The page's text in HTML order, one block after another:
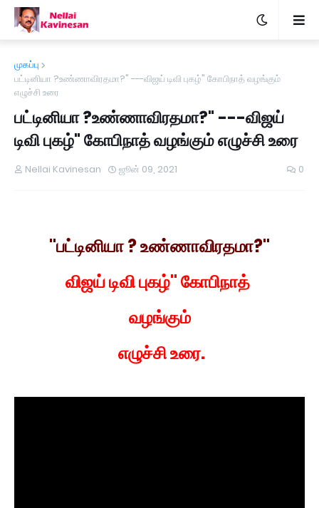
முகப்பு
பட்டினியா ?உண்ணாவிரதமா?" ---விஜய் டிவி புகழ்" கோபிநாத் வழங்கும்
எழுச்சி உரை
பட்டினியா ?உண்ணாவிரதமா?" ---விஜய்
டிவி புகழ்" கோபிநாத் வழங்கும் எழுச்சி உரை
Nellai Kavinesan ஜூன் 09, 2021 0
"பட்டினியா ? உண்ணாவிரதமா?"
விஜய் டிவி புகழ்" கோபிநாத்
வழங்கும்
எழுச்சி உரை.